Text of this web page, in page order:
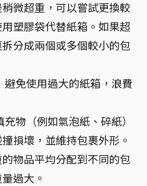
微超重，可以嘗試更換較
塑膠袋代替紙箱。如果超
分成兩個或多個較小的包
避免使用過大的紙箱，浪費
充物（例如氣泡紙、碎紙）
損壞，並維持包裹外形。
的物品平均分配到不同的包
過大。